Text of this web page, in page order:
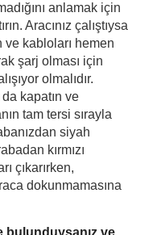
anlamak için
Aracınız çalıştıysa
ve kabloları hemen
şarj olması için
olmalıdır.
kapatın ve
tam tersi sırayla
siyah
kırmızı
çıkarırken,
dokunmamasına
bulunduysanız ve